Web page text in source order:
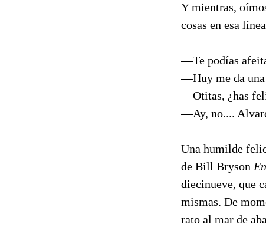
Y mientras,
cosas en esa
—Te podías
—Huy me da una
—Otitas, ¿has
—Ay, no....
Una humilde
de Bill Bryson
diecinueve, que
mismas. De
rato al mar de